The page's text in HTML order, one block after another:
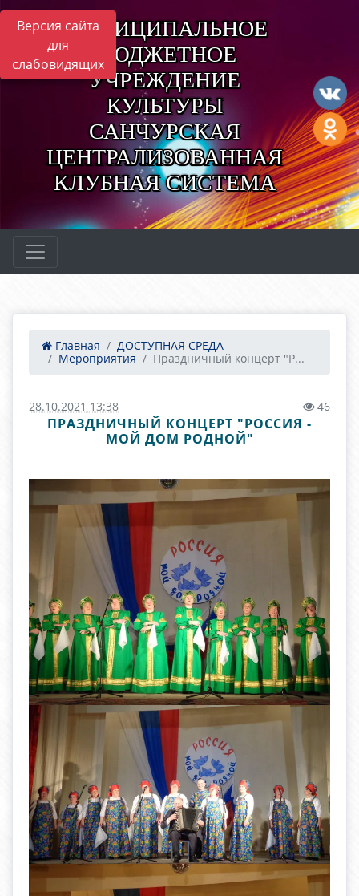
Версия сайта
для
слабовидящих
МУНИЦИПАЛЬНОЕ
БЮДЖЕТНОЕ
УЧРЕЖДЕНИЕ
КУЛЬТУРЫ
САНЧУРСКАЯ
ЦЕНТРАЛИЗОВАННАЯ
КЛУБНАЯ СИСТЕМА
Главная
ДОСТУПНАЯ СРЕДА
Мероприятия
Праздничный концерт "Р...
28.10.2021 13:38 46
ПРАЗДНИЧНЫЙ КОНЦЕРТ "РОССИЯ -
МОЙ ДОМ РОДНОЙ"